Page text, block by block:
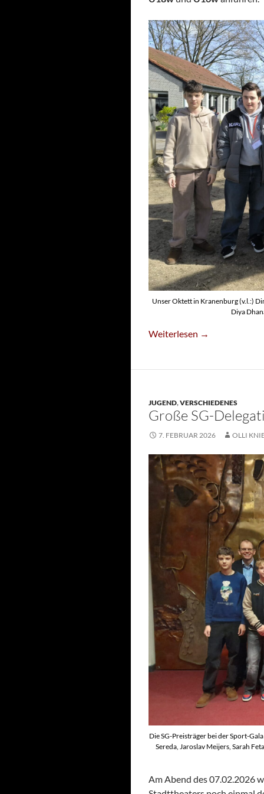
Unser Oktett in Kranenburg (v.l.:)
Diya
Sarah Und Maida Fetahovic
Weiterlesen →
JUGEND,VERSCHIEDENES
Große SG-
7. FEBRUAR 2026 OLLI
Die SG-Preisträger bei der Sport-
Sereda, Jaroslav Meijers, Sarah
Am Abend des 07.02.2026